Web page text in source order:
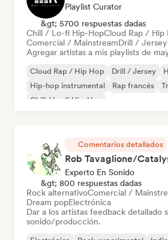
Playlist Curator
&gt; 5700 respuestas dadas
Chill / Lo-fi Hip-HopCloud Rap / Hip
Comercial / MainstreamDrill / Jersey
Agregar artistas a mis playlists de
Cloud Rap / Hip Hop Drill / Jersey
Hip-hop instrumental
Rap francés
Chill / Lo-fi Hip-Hop
Comentarios detallados
Rob Tavaglione/
Experto En Sonido
&gt; 800 respuestas dadas
Rock alternativoComercial /
Dream popElectrónica
Dar a los artistas feedback detallado
sonido/producción.